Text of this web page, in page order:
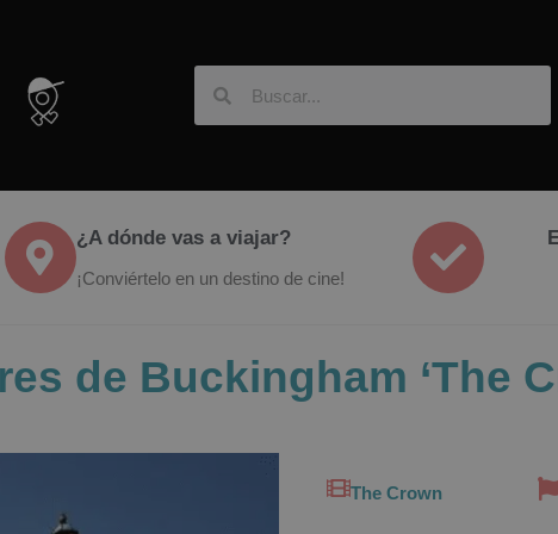
¿A dónde vas a viajar?
¡Conviértelo en un destino de cine!
de Buckingham ‘The
The Crown